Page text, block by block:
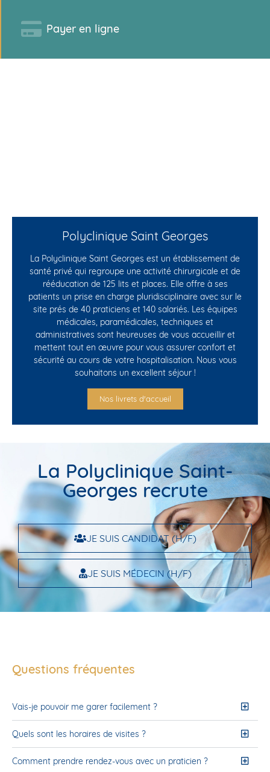
Payer en ligne
Polyclinique Saint Georges
La Polyclinique Saint Georges est un établissement de
santé privé qui regroupe une activité chirurgicale et de
rééducation de 125 lits et places. Elle offre à ses
patients un prise en charge pluridisciplinaire avec sur le
site prés de 40 praticiens et 140 salariés. Les équipes
médicales, paramédicales, techniques et
administratives sont heureuses de vous accueillir et
mettent tout en œuvre pour vous assurer confort et
sécurité au cours de votre hospitalisation. Nous vous
souhaitons un excellent séjour !
Nos livrets d'accueil
La Polyclinique Saint-
Georges recrute
JE SUIS CANDIDAT (H/F)
JE SUIS MÉDECIN (H/F)
Questions fréquentes
Vais-je pouvoir me garer facilement ?
Quels sont les horaires de visites ?
Comment prendre rendez-vous avec un praticien ?